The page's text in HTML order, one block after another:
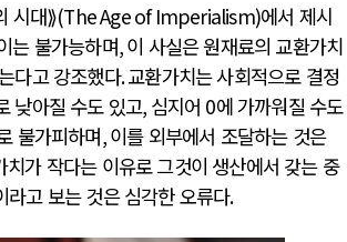
시대⟫(The Age of Imperialism)에서 제시
는 불가능하며,이 사실은 원재료의 교환가치
다고 강조했다.교환가치는 사회적으로 결정
낮아질 수도 있고, 심지어 0에 가까워질 수도
불가피하며,이를 외부에서 조달하는 것은
가 작다는 이유로 그것이 생산에서 갖는 중
고 보는 것은 심각한 오류다.